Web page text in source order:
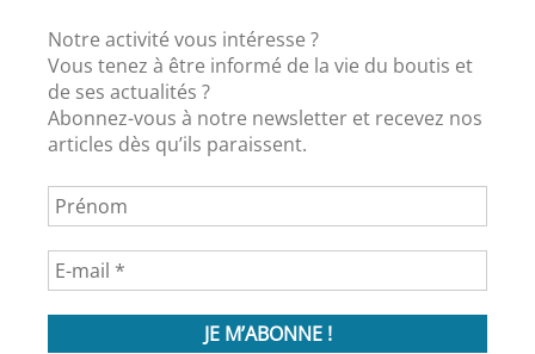
Notre activité vous intéresse ?
Vous tenez à être informé de la vie du boutis et
de ses actualités ?
Abonnez-vous à notre newsletter et recevez nos
articles dès qu’ils paraissent.